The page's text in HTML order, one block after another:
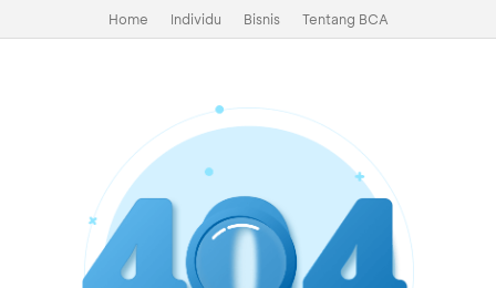
Home Individu Bisnis Tentang BCA